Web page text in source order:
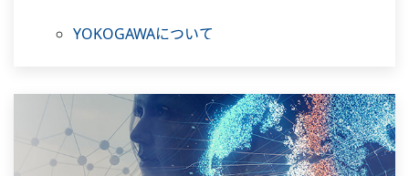
YOKOGAWAについて
ご応募について
セミナー情報
FAQ